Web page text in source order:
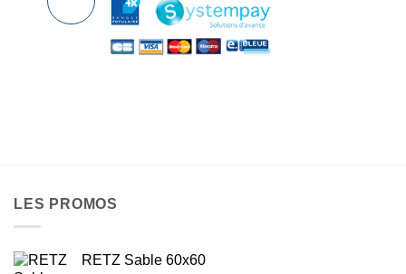
LES PROMOS
RETZ Sable 60x60